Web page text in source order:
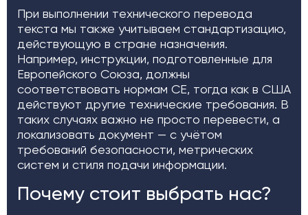
При выполнении технического перевода
текста мы также учитываем стандартизацию,
действующую в стране назначения.
Например, инструкции, подготовленные для
Европейского Союза, должны
соответствовать нормам CE, тогда как в США
действуют другие технические требования. В
таких случаях важно не просто перевести, а
локализовать документ — с учётом
требований безопасности, метрических
систем и стиля подачи информации.
Почему стоит выбрать нас?